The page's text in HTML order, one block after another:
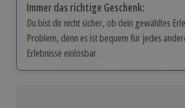
Immer das richtige Geschenk:
Du bist dir nicht sicher, ob dein gewähltes
Problem, denn es ist bequem für jedes
Erlebnisse einlösbar.